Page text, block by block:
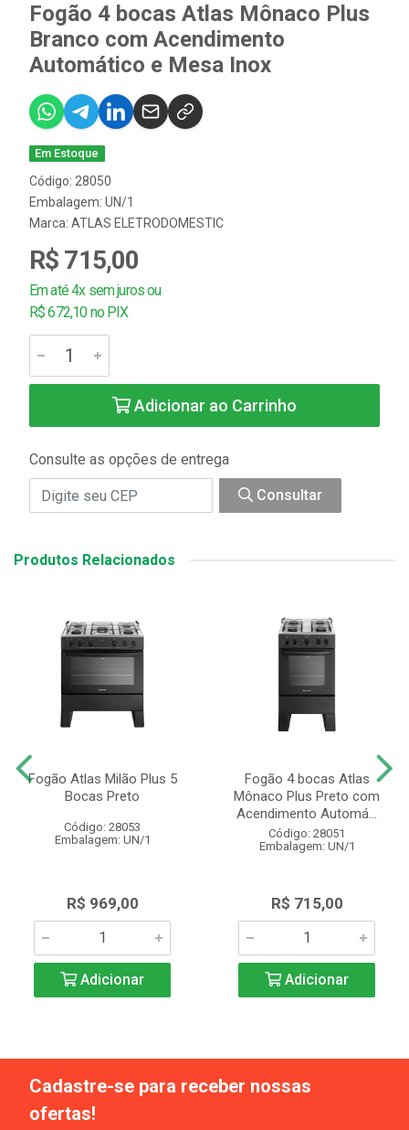
Fogão 4 bocas Atlas Mônaco Plus
Branco com Acendimento
Automático e Mesa Inox
Em Estoque
Código: 28050
Embalagem: UN/1
Marca: ATLAS ELETRODOMESTIC
R$ 715,00
Em até 4x sem juros ou
R$ 672,10 no PIX
Adicionar ao Carrinho
Consulte as opções de entrega
Consultar
Produtos Relacionados
Fogão Atlas Milão Plus 5
Bocas Preto
Código: 28053
Embalagem: UN/1
R$ 969,00
Adicionar
Fogão 4 bocas Atlas
Mônaco Plus Preto com
Acendimento Automá...
Código: 28051
Embalagem: UN/1
R$ 715,00
Adicionar
Cadastre-se para receber nossas
ofertas!